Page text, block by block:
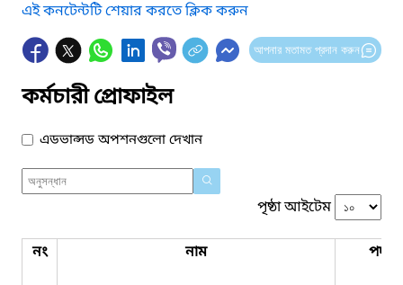
এই কনটেন্টটি শেয়ার করতে ক্লিক করুন
আপনার মতামত প্রদান করুন
কর্মচারী প্রোফাইল
এডভান্সড অপশনগুলো দেখান
পৃষ্ঠা আইটেম
নং নাম পদবি